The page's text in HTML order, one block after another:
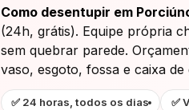
Como desentupir em
(24h, grátis). Equipe própria
sem quebrar parede.
vaso, esgoto, fossa e caixa
✅ 24 horas, todos os dias ✅